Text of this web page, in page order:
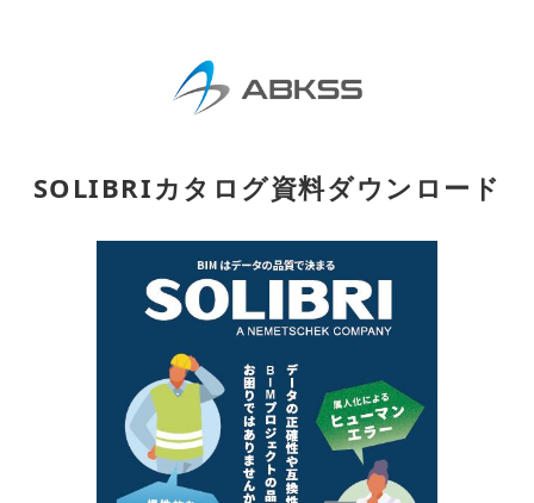
SOLIBRIカタログ資料ダウンロード